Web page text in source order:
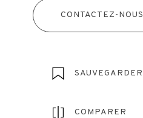
CONTACTEZ-NOUS
SAUVEGARDER
COMPARER